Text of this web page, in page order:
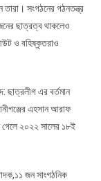
তারা। সংগঠনের গঠনতন্ত্র
ছাত্রত্ব থাকলেও
ও বহিষ্কৃতরাও
ছাত্রলীগ এর বর্তমান
এহসান আরাফ
গেলে ২০২২ সালের ১৮ই
জন সাংগঠনিক